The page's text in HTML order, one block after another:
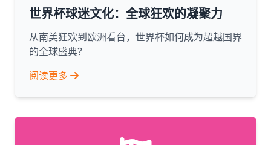
世界杯球迷文化：全球狂欢的凝聚力
从南美狂欢到欧洲看台，世界杯如何成为超越国界
的全球盛典？
阅读更多